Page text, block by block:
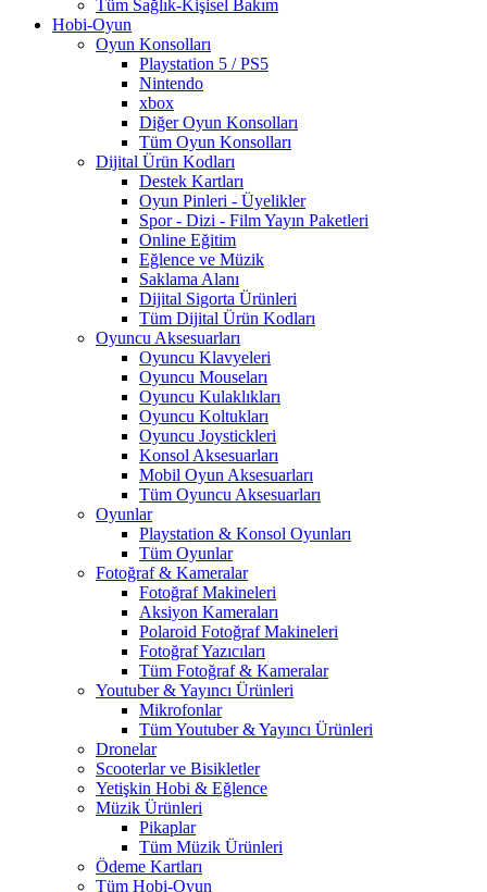
Tüm Sağlık-Kişisel Bakım
Hobi-Oyun
Oyun Konsolları
Playstation 5 / PS5
Nintendo
xbox
Diğer Oyun Konsolları
Tüm Oyun Konsolları
Dijital Ürün Kodları
Destek Kartları
Oyun Pinleri - Üyelikler
Spor - Dizi - Film Yayın Paketleri
Online Eğitim
Eğlence ve Müzik
Saklama Alanı
Dijital Sigorta Ürünleri
Tüm Dijital Ürün Kodları
Oyuncu Aksesuarları
Oyuncu Klavyeleri
Oyuncu Mouseları
Oyuncu Kulaklıkları
Oyuncu Koltukları
Oyuncu Joystickleri
Konsol Aksesuarları
Mobil Oyun Aksesuarları
Tüm Oyuncu Aksesuarları
Oyunlar
Playstation & Konsol Oyunları
Tüm Oyunlar
Fotoğraf & Kameralar
Fotoğraf Makineleri
Aksiyon Kameraları
Polaroid Fotoğraf Makineleri
Fotoğraf Yazıcıları
Tüm Fotoğraf & Kameralar
Youtuber & Yayıncı Ürünleri
Mikrofonlar
Tüm Youtuber & Yayıncı Ürünleri
Dronelar
Scooterlar ve Bisikletler
Yetişkin Hobi & Eğlence
Müzik Ürünleri
Pikaplar
Tüm Müzik Ürünleri
Ödeme Kartları
Tüm Hobi-Oyun